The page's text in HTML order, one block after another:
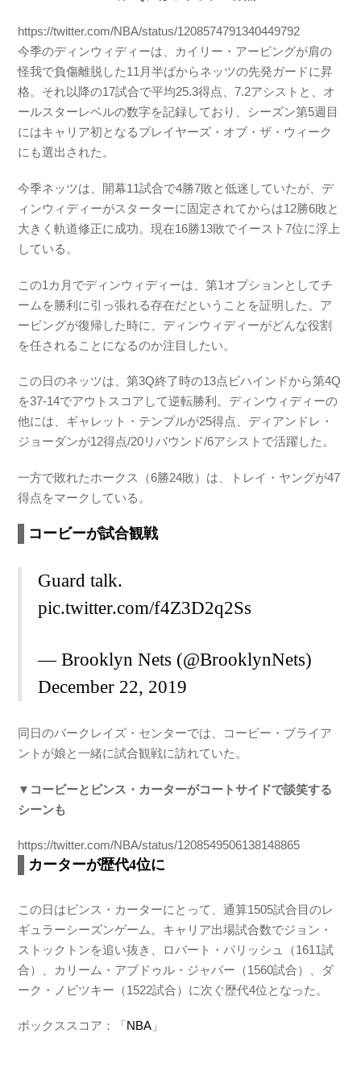
https://twitter.com/NBA/status/1208574791340449792
今季のディンウィディーは、カイリー・アービングが肩の
怪我で負傷離脱した11月半ばからネッツの先発ガードに昇
格。それ以降の17試合で平均25.3得点、7.2アシストと、オ
ールスターレベルの数字を記録しており、シーズン第5週目
にはキャリア初となるプレイヤーズ・オブ・ザ・ウィーク
にも選出された。
今季ネッツは、開幕11試合で4勝7敗と低迷していたが、デ
ィンウィディーがスターターに固定されてからは12勝6敗と
大きく軌道修正に成功。現在16勝13敗でイースト7位に浮上
している。
この1カ月でディンウィディーは、第1オプションとしてチ
ームを勝利に引っ張れる存在だということを証明した。ア
ービングが復帰した時に、ディンウィディーがどんな役割
を任されることになるのか注目したい。
この日のネッツは、第3Q終了時の13点ビハインドから第4Q
を37-14でアウトスコアして逆転勝利。ディンウィディーの
他には、ギャレット・テンプルが25得点、ディアンドレ・
ジョーダンが12得点/20リバウンド/6アシストで活躍した。
一方で敗れたホークス（6勝24敗）は、トレイ・ヤングが47
得点をマークしている。
コービーが試合観戦
Guard talk.
pic.twitter.com/f4Z3D2q2Ss
— Brooklyn Nets (@BrooklynNets)
December 22, 2019
同日のバークレイズ・センターでは、コービー・ブライア
ントが娘と一緒に試合観戦に訪れていた。
▼コービーとビンス・カーターがコートサイドで談笑する
シーンも
https://twitter.com/NBA/status/1208549506138148865
カーターが歴代4位に
この日はビンス・カーターにとって、通算1505試合目のレ
ギュラーシーズンゲーム。キャリア出場試合数でジョン・
ストックトンを追い抜き、ロバート・パリッシュ（1611試
合）、カリーム・アブドゥル・ジャバー（1560試合）、ダ
ーク・ノビツキー（1522試合）に次ぐ歴代4位となった。
ボックススコア：「NBA 」